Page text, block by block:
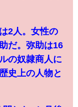
2人。女性の
だ。弥助は16
の奴隷商人に
史上の人物と